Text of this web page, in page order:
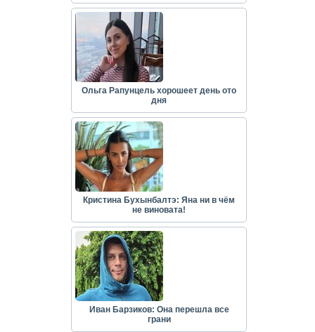
Ольга Рапунцель хорошеет день ото
дня
Кристина Бухынбалтэ: Яна ни в чём
не виновата!
Иван Барзиков: Она перешла все
грани